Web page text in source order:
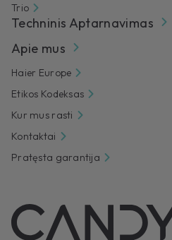
Trio
Techninis Aptarnavimas
Apie mus
Haier Europe
Etikos Kodeksas
Kur mus rasti
Kontaktai
Pratęsta garantija